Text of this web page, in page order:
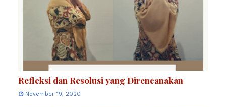
Refleksi dan Resolusi yang Direncanakan
November 19, 2020